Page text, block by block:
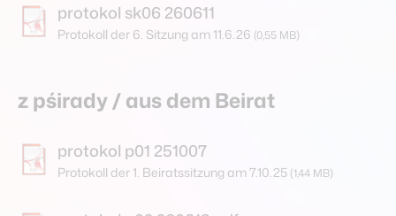
protokol sk06 260611
Protokoll der 6. Sitzung am 11.6.26 (0,55 MB)
z pśirady / aus dem Beirat
protokol p01 251007
Protokoll der 1. Beiratssitzung am 7.10.25 (1,44 MB)